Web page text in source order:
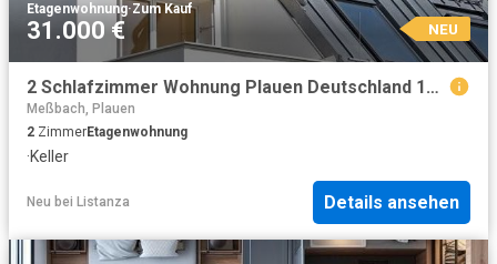
Etagenwohnung·Zum Kauf
31.000 € NEU
2 Schlafzimmer Wohnung Plauen Deutschland 104798708
Meßbach, Plauen
2 ZimmerEtagenwohnung
·Keller
Neu bei Listanza Details ansehen